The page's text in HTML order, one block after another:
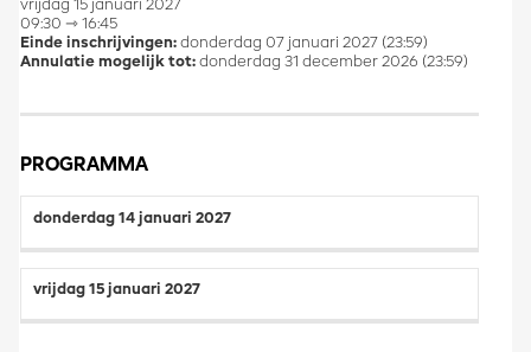
vrijdag 15 januari 2027
09:30 ⇾ 16:45
Einde inschrijvingen: donderdag 07 januari 2027 (23:59)
Annulatie mogelijk tot: donderdag 31 december 2026 (23:59)
PROGRAMMA
donderdag 14 januari 2027
vrijdag 15 januari 2027